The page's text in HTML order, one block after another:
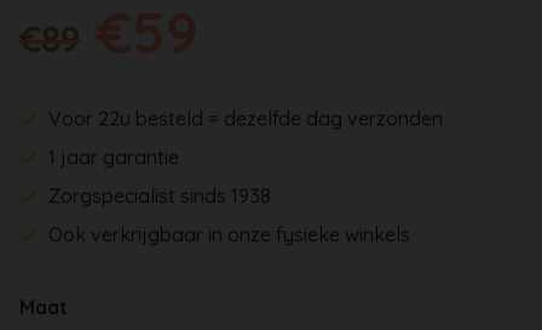
€89
Voor 22u besteld = dezelfde dag verzonden
1 jaar garantie
Zorgspecialist sinds 1938
Ook verkrijgbaar in onze fysieke winkels
Maat